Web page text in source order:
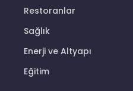
Restoranlar
Sağlık
Enerji ve Altyapı
Eğitim